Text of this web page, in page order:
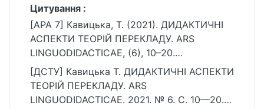
Цитування :
[APA 7] Кавицька, Т. (2021). ДИДАКТИЧНІ
АСПЕКТИ ТЕОРІЙ ПЕРЕКЛАДУ. ARS
LINGUODIDACTICAE, (6), 10–20.
https://doi.org/10.17721/2663-
0303.2021.6.02
[ДСТУ] Кавицька Т. ДИДАКТИЧНІ АСПЕКТИ
ТЕОРІЙ ПЕРЕКЛАДУ. ARS
LINGUODIDACTICAE. 2021. № 6. С. 10—20.